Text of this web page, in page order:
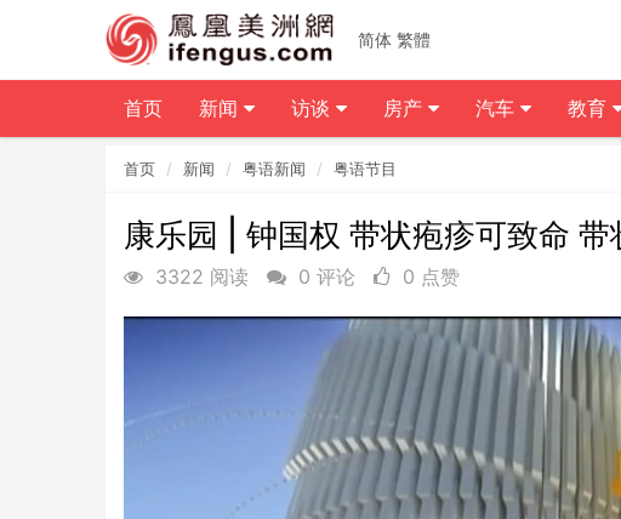
首页 新闻 粤语新闻 粤语节目
康乐园 | 钟国权 带状疱疹可致命
3322 阅读 0 评论 0 点赞
简体 繁體
首页 新闻 访谈 房产 汽车 教育